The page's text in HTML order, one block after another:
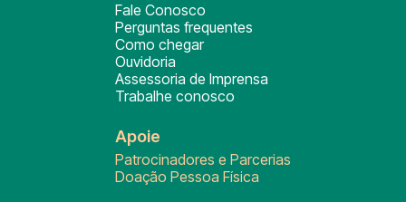
Fale Conosco
Perguntas frequentes
Como chegar
Ouvidoria
Assessoria de Imprensa
Trabalhe conosco
Apoie
Patrocinadores e Parcerias
Doação Pessoa Física